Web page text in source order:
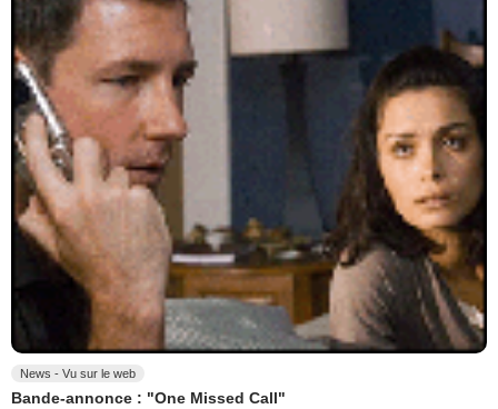
News - Vu sur le web
Bande-annonce : "One Missed Call"